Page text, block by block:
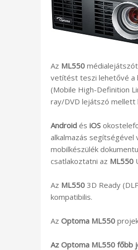
Az ML550
vetítést teszi lehetővé a
(Mobile High-Definition
ray/DVD lejátszó mellett
Android és iOS
alkalmazás
mobilkészülék
csatlakoztatni az ML550
Az ML550 3D Ready
kompatibilis.
Az Optoma ML550
Az Optoma ML550 főbb